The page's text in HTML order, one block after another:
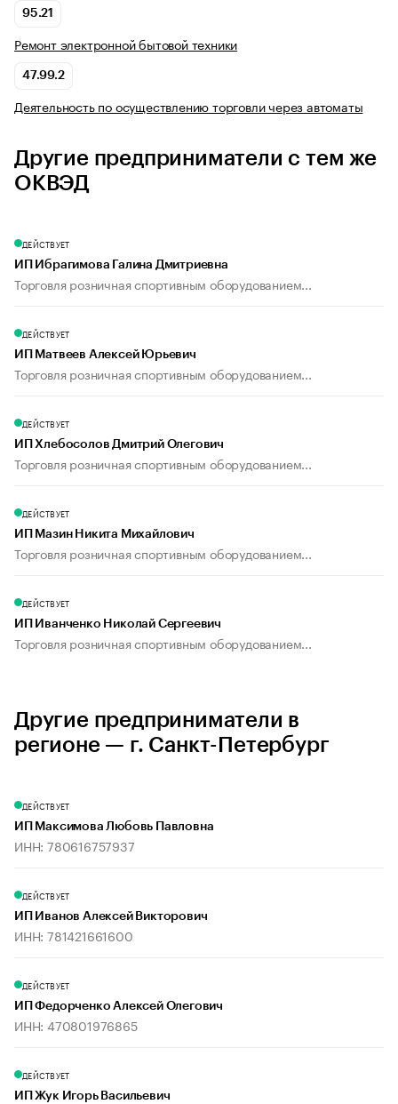
95.21
Ремонт электронной бытовой техники
47.99.2
Деятельность по осуществлению торговли через автоматы
Другие предприниматели с тем же
ОКВЭД
ДЕЙСТВУЕТ
ИП Ибрагимова Галина Дмитриевна
Торговля розничная спортивным оборудованием...
ДЕЙСТВУЕТ
ИП Матвеев Алексей Юрьевич
Торговля розничная спортивным оборудованием...
ДЕЙСТВУЕТ
ИП Хлебосолов Дмитрий Олегович
Торговля розничная спортивным оборудованием...
ДЕЙСТВУЕТ
ИП Мазин Никита Михайлович
Торговля розничная спортивным оборудованием...
ДЕЙСТВУЕТ
ИП Иванченко Николай Сергеевич
Торговля розничная спортивным оборудованием...
Другие предприниматели в
регионе — г. Санкт-Петербург
ДЕЙСТВУЕТ
ИП Максимова Любовь Павловна
ИНН: 780616757937
ДЕЙСТВУЕТ
ИП Иванов Алексей Викторович
ИНН: 781421661600
ДЕЙСТВУЕТ
ИП Федорченко Алексей Олегович
ИНН: 470801976865
ДЕЙСТВУЕТ
ИП Жук Игорь Васильевич